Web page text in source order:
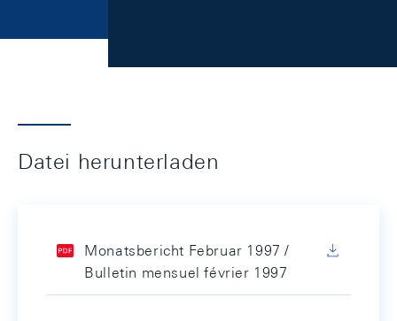
Datei herunterladen
Monatsbericht Februar 1997 /
Bulletin mensuel février 1997